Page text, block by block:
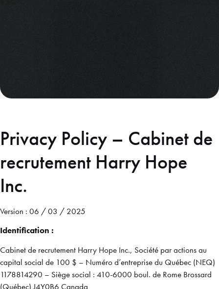
Privacy Policy – Cabinet de
recrutement Harry Hope
Inc.
Version : 06 / 03 / 2025
Identification :
Cabinet de recrutement Harry Hope Inc., Société par actions au
capital social de 100 $ – Numéro d’entreprise du Québec (NEQ)
1178814290 – Siège social : 410-6000 boul. de Rome Brossard
(Québec) J4Y0B6 Canada